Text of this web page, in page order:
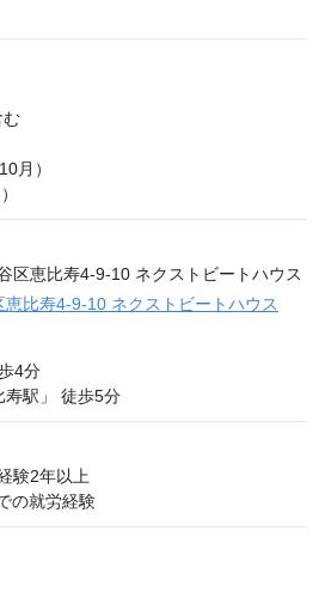
む
月）
比寿4-9-10 ネクストビートハウス
4分
寿駅」 徒歩5分
験2年以上
の就労経験